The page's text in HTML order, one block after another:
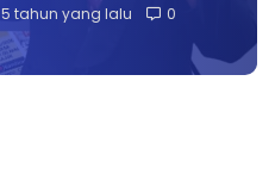
5 tahun yang lalu 0